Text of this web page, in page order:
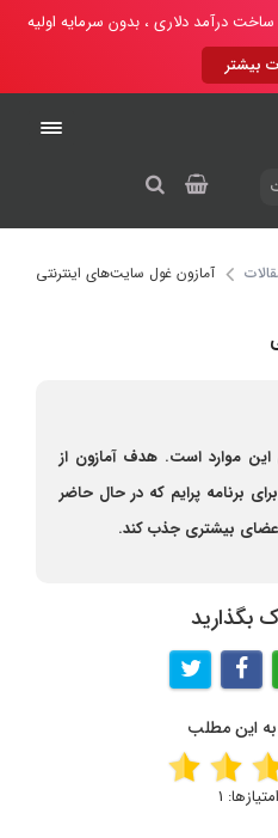
درآمد دلاری ، بدون سرمایه اولیه
بیشتر
آمازون غول سایت‌های اینترنتی
این موارد است. هدف آمازون از
برنامه پرایم که در حال حاضر
بیشتری جذب کند.
بگذارید
به این مطلب
1